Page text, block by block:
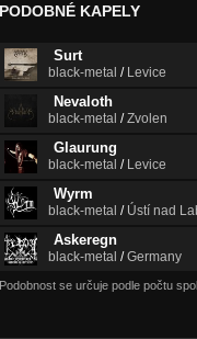
PODOBNÉ KAPELY
Surt
black-metal / Levice
Nevaloth
black-metal /Zvolen
Glaurung
black-metal / Levice
Wyrm
black-metal / Ústí nad
Askeregn
black-metal /Germany
Podobnost se určuje podle počtu